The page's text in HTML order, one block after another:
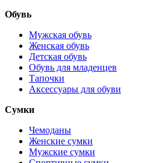
Обувь
Мужская обувь
Женская обувь
Детская обувь
Обувь для младенцев
Тапочки
Аксессуары для обуви
Сумки
Чемоданы
Женские сумки
Мужские сумки